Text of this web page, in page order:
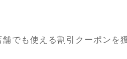
でも使える割引クーポンを